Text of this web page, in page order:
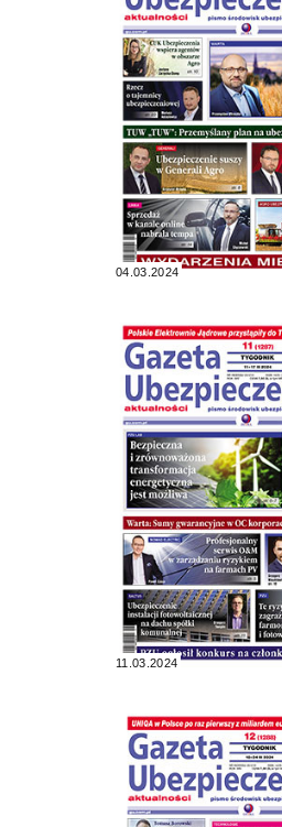
04.03.2024
11.03.2024